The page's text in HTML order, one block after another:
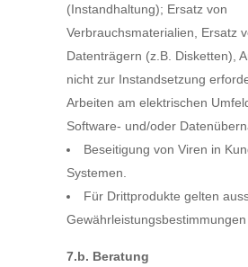
(Instandhaltung); Ersatz von
Verbrauchsmaterialien, Ersatz
Datenträgern (z.B. Disketten),
nicht zur Instandsetzung
Arbeiten am elektrischen
Software- und/oder
Beseitigung von Viren in
Systemen.
Für Drittprodukte gelten
7.b. Beratung